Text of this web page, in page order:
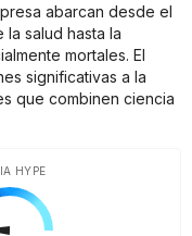
abarcan desde el
salud hasta la
mortales. El
significativas a la
que combinen ciencia
HYPE